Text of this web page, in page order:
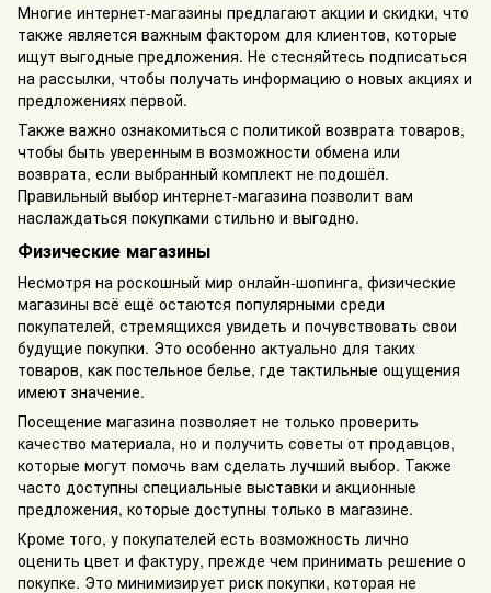
Многие интернет-магазины предлагают акции и скидки, что
также является важным фактором для клиентов, которые
ищут выгодные предложения. Не стесняйтесь подписаться
на рассылки, чтобы получать информацию о новых акциях и
предложениях первой.
Также важно ознакомиться с политикой возврата товаров,
чтобы быть уверенным в возможности обмена или
возврата, если выбранный комплект не подошёл.
Правильный выбор интернет-магазина позволит вам
наслаждаться покупками стильно и выгодно.
Физические магазины
Несмотря на роскошный мир онлайн-шопинга, физические
магазины всё ещё остаются популярными среди
покупателей, стремящихся увидеть и почувствовать свои
будущие покупки. Это особенно актуально для таких
товаров, как постельное белье, где тактильные ощущения
имеют значение.
Посещение магазина позволяет не только проверить
качество материала, но и получить советы от продавцов,
которые могут помочь вам сделать лучший выбор. Также
часто доступны специальные выставки и акционные
предложения, которые доступны только в магазине.
Кроме того, у покупателей есть возможность лично
оценить цвет и фактуру, прежде чем принимать решение о
покупке. Это минимизирует риск покупки, которая не